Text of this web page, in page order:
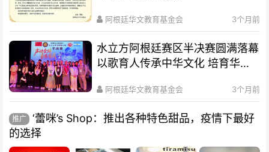
阿根廷华文教育基金会 3个月前
水立方阿根廷赛区半决赛圆满落幕
以歌育人传承中华文化 培育华裔
阿根廷华文教育基金会 3个月前
推广
‘蕾咪’s Shop：推出各种特色甜品，疫情下最好
的选择